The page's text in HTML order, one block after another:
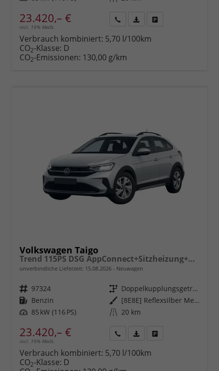
23.420,– €
incl. 19% MwSt.
anfordern
Datei,
Verbrauch kombiniert: 5,70 l/100km
CO2-Klasse: D
CO2-Emissionen: 130,00 g/km
Volkswagen Taigo
Trend 115PS DSG AppConnect+Sitzheizung+PDC+Alu16+LED+DAB+FrontAssist
unverbindliche Lieferzeit: 15.08.2026 Neuwagen
Fahrzeugnr. 97324 Getriebe
Doppelkupplungsgetriebe (DSG)
Kraftstoff Benzin Außenfarbe
[8E8E] Reflexsilber Metallic
Leistung 85 kW (116 PS) Kilometerstand 20 km
23.420,– €
incl. 19% MwSt.
anfordern
Datei,
Verbrauch kombiniert: 5,70 l/100km
CO2-Klasse: D